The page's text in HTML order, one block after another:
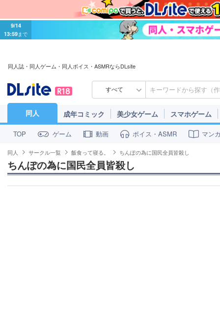
9/14
13:59まで
同人誌・同人ゲーム・同人ボイス・ASMRならDLsite
すべて
同人 成年コミック 美少女ゲーム スマホゲーム
TOP ゲーム 動画 ボイス・ASMR マン
同人 サークル一覧 飯食って寝る。 ちんぽの為に国民全員皆殺し
ちんぽの為に国民全員皆殺し